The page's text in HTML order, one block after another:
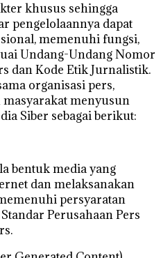
khusus sehingga
pengelolaannya dapat
memenuhi fungsi,
Undang-Undang Nomor
dan Kode Etik Jurnalistik.
organisasi pers,
masyarakat menyusun
Siber sebagai berikut:
bentuk media yang
dan melaksanakan
persyaratan
Perusahaan Pers